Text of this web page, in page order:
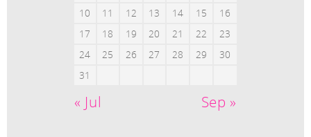
« Jul Sep »
10
11 12 13 14 15
16
17
18 19 20 21 22
23
24
25 26 27 28 29
30
31